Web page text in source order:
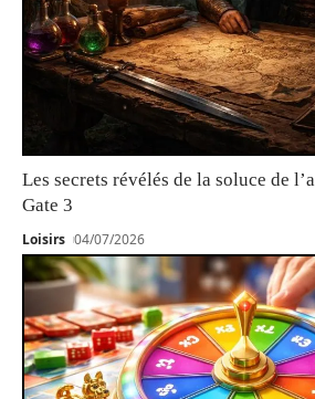
Les secrets révélés de la soluce de
Gate 3
Loisirs 04/07/2026